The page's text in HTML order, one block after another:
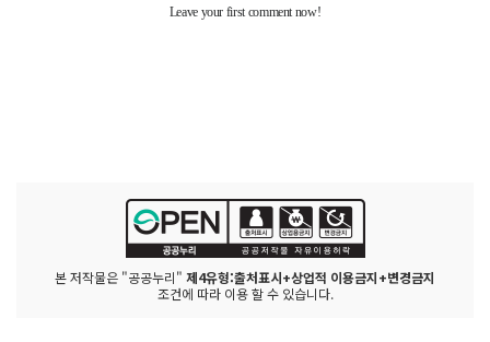
본 저작물은 "공공누리" 제4유형:출처표시+상업적 이용금지+변경금지
조건에 따라 이용 할 수 있습니다.